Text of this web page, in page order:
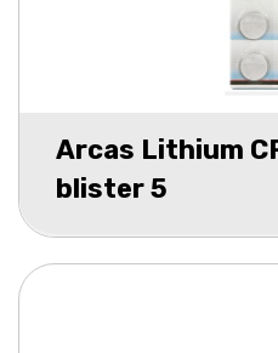
Arcas Lithium
blister 5